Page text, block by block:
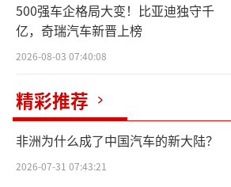
500强车企格局大变！比亚迪独守千
亿，奇瑞汽车新晋上榜
2026-08-03 07:40:08
精彩推荐
非洲为什么成了中国汽车的新大陆？
2026-07-31 07:43:21